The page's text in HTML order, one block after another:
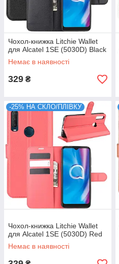
Чохол-книжка Litchie Wallet
для Alcatel 1SE (5030D) Black
Немає в наявності
329 ₴
-25% НА СКЛО/ПЛІВКУ
Чохол-книжка Litchie Wallet
для Alcatel 1SE (5030D) Red
Немає в наявності